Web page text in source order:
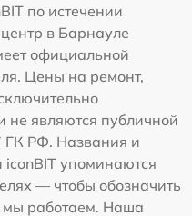
по истечении
в Барнауле
официальной
Цены на ремонт,
не являются публичной
ГК РФ. Названия и
iconBIT упоминаются
— чтобы обозначить
мы работаем. Наша